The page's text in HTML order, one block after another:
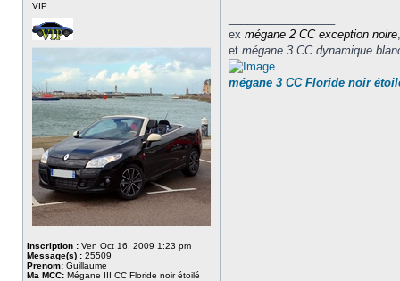
VIP
Inscription : Ven Oct 16, 2009 1:23 pm
Message(s) : 25509
Prenom: Guillaume
Ma MCC: Mégane III CC Floride noir étoilé
ex mégane 2 CC exception noire
et mégane 3 CC dynamique
mégane 3 CC Floride noir